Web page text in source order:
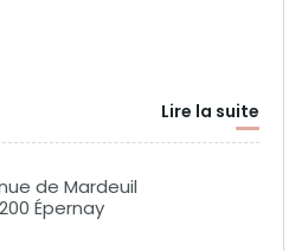
Lire la suite
de Mardeuil
Épernay